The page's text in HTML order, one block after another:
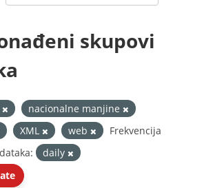
skupovi
nacionalne manjine
XML web
Frekvencija
daily